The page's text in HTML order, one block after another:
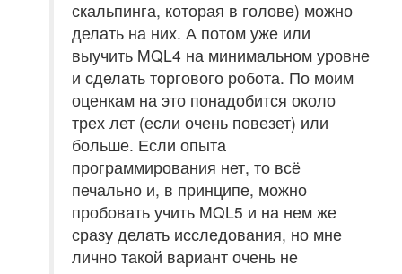
скальпинга, которая в голове) можно
делать на них. А потом уже или
выучить MQL4 на минимальном уровне
и сделать торгового робота. По моим
оценкам на это понадобится около
трех лет (если очень повезет) или
больше. Если опыта
программирования нет, то всё
печально и, в принципе, можно
пробовать учить MQL5 и на нем же
сразу делать исследования, но мне
лично такой вариант очень не